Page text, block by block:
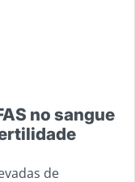
no sangue
de